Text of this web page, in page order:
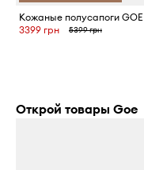
Кожаные полусапоги GOE
3399 грн
5399 грн
Открой товары Goe